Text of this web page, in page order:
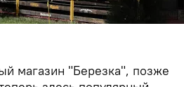
магазин "Березка", позже